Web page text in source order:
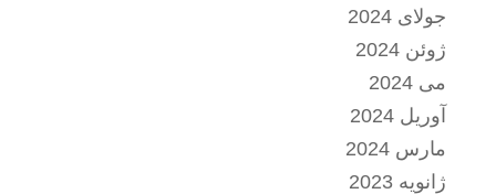
جولای 2024
ژوئن 2024
می 2024
آوریل 2024
مارس 2024
ژانویه 2023